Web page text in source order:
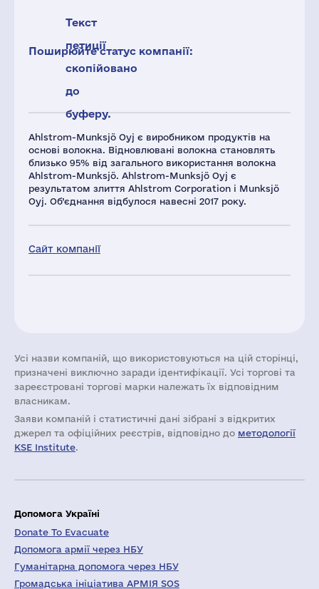
Ahlstrom-Munksjö Oyj є виробником продуктів на
основі волокна. Відновлювані волокна становлять
близько 95% від загального використання волокна
Ahlstrom-Munksjö. Ahlstrom-Munksjö Oyj є
результатом злиття Ahlstrom Corporation і Munksjö
Oyj. Об’єднання відбулося навесні 2017 року.
Сайт компанії
Текст
петиції
скопійовано
до
буферу.
Поширюйте статус компанії:
Усі назви компаній, що використовуються на цій сторінці,
призначені виключно заради ідентифікації. Усі торгові та
зареєстровані торгові марки належать їх відповідним
власникам.
Заяви компаній i статистичні дані зібрані з відкритих
джерел та офіційних реєстрів, відповідно до методології
KSE Institute.
Допомога Україні
Donate To Evacuate
Допомога армії через НБУ
Гуманітарна допомога через НБУ
Громадська ініціатива АРМІЯ SOS